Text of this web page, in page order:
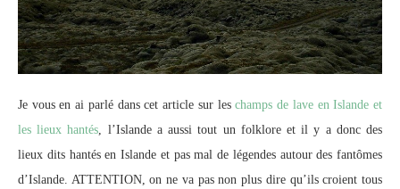
Je vous en ai parlé dans cet article sur leschamps de lave en Islande et
les lieux hantés , l’Islande a aussi tout un folklore et il y a donc des
lieux dits hantés en Islande et pas mal de légendes autour des fantômes
d’Islande. ATTENTION, on ne va pas non plus dire qu’ils croient tous